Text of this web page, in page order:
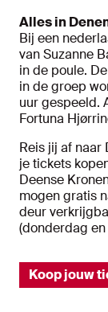
Alles in
Bij een
van Suzanne
in de poule.
in de groep
uur gespeeld.
Fortuna
Reis jij af naar
je tickets
Deense
mogen gratis
deur
(donderdag en
Koop jouw